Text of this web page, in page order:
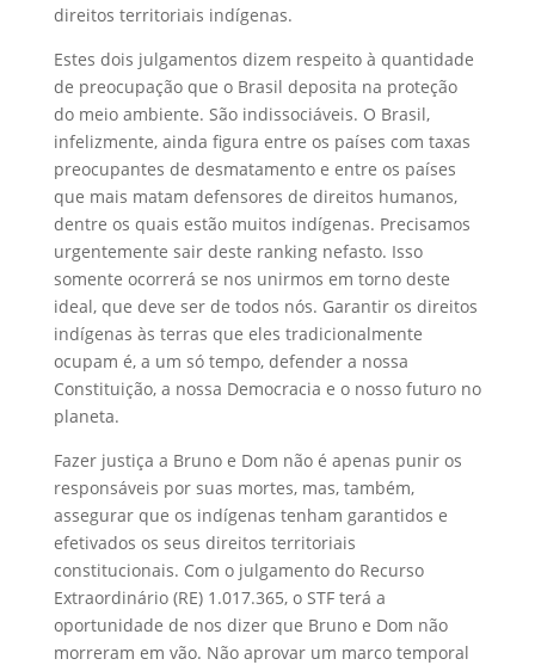
direitos territoriais indígenas.
Estes dois julgamentos dizem respeito à quantidade
de preocupação que o Brasil deposita na proteção
do meio ambiente. São indissociáveis. O Brasil,
infelizmente, ainda figura entre os países com taxas
preocupantes de desmatamento e entre os países
que mais matam defensores de direitos humanos,
dentre os quais estão muitos indígenas. Precisamos
urgentemente sair deste ranking nefasto. Isso
somente ocorrerá se nos unirmos em torno deste
ideal, que deve ser de todos nós. Garantir os direitos
indígenas às terras que eles tradicionalmente
ocupam é, a um só tempo, defender a nossa
Constituição, a nossa Democracia e o nosso futuro no
planeta.
Fazer justiça a Bruno e Dom não é apenas punir os
responsáveis por suas mortes, mas, também,
assegurar que os indígenas tenham garantidos e
efetivados os seus direitos territoriais
constitucionais. Com o julgamento do Recurso
Extraordinário (RE) 1.017.365, o STF terá a
oportunidade de nos dizer que Bruno e Dom não
morreram em vão. Não aprovar um marco temporal